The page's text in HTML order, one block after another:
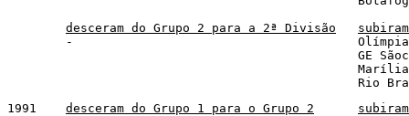
desceram do Grupo 2 para a 2ª Divisão
desceram do Grupo 1 para o Grupo 2